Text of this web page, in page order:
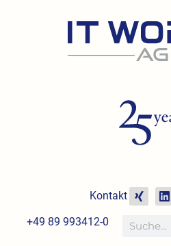
Kontakt
X
i
g
L
i
k
+49 89 993412-0 Suche